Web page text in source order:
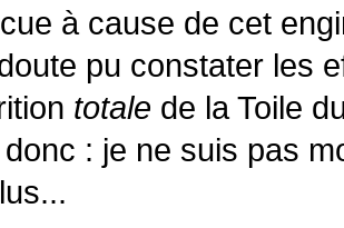
à cause de cet
pu constater les
totale de la Toile
: je ne suis pas